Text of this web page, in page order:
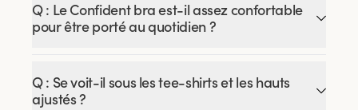
Q : Le Confident bra est-il assez confortable
pour être porté au quotidien ?
Q : Se voit-il sous les tee-shirts et les hauts
ajustés ?